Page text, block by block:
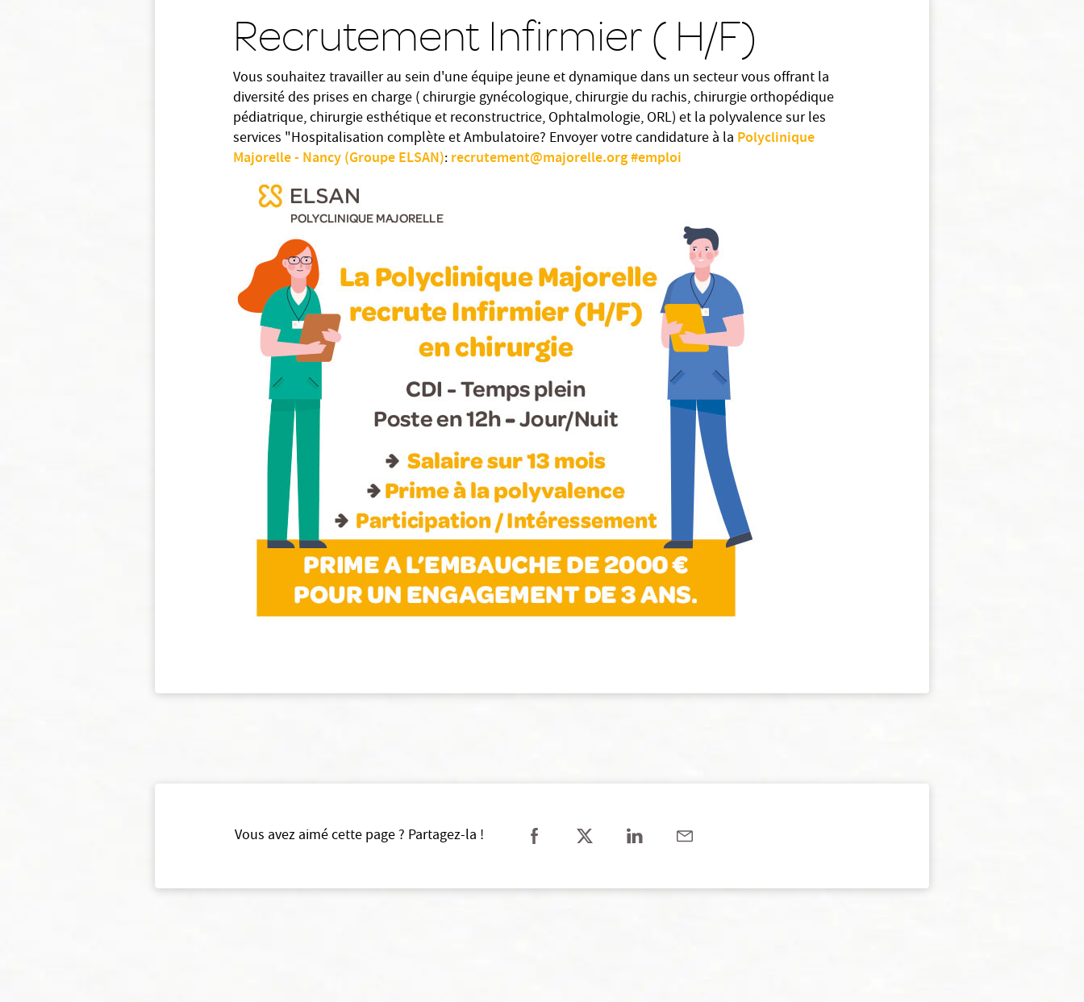
Recrutement Infirmier ( H/F)
Vous souhaitez travailler au sein d'une équipe jeune et dynamique dans un secteur vous offrant la
diversité des prises en charge ( chirurgie gynécologique, chirurgie du rachis, chirurgie orthopédique
pédiatrique, chirurgie esthétique et reconstructrice, Ophtalmologie, ORL) et la polyvalence sur les
services "Hospitalisation complète et Ambulatoire? Envoyer votre candidature à la Polyclinique
Majorelle - Nancy (Groupe ELSAN):recrutement@majorelle.org#emploi
Vous avez aimé cette page ? Partagez-la !